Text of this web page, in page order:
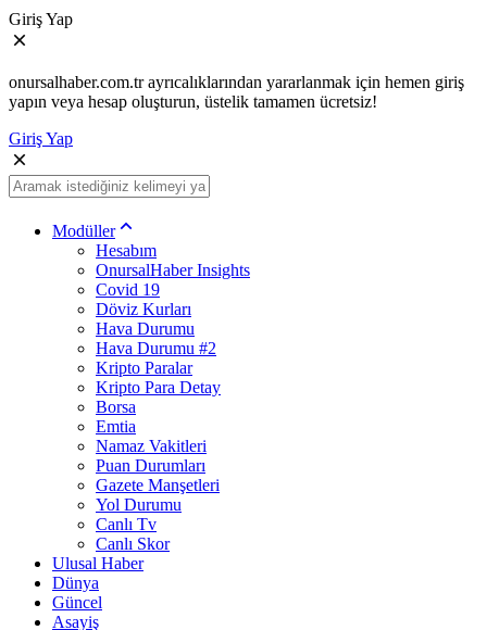
Giriş Yap
onursalhaber.com.tr ayrıcalıklarından yararlanmak için hemen giriş
yapın veya hesap oluşturun, üstelik tamamen ücretsiz!
Giriş Yap
Modüller
Hesabım
OnursalHaber Insights
Covid 19
Döviz Kurları
Hava Durumu
Hava Durumu #2
Kripto Paralar
Kripto Para Detay
Borsa
Emtia
Namaz Vakitleri
Puan Durumları
Gazete Manşetleri
Yol Durumu
Canlı Tv
Canlı Skor
Ulusal Haber
Dünya
Güncel
Asayiş